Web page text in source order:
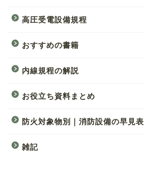
高圧受電設備規程
おすすめの書籍
内線規程の解説
お役立ち資料まとめ
防火対象物別｜消防設備の早見表
雑記